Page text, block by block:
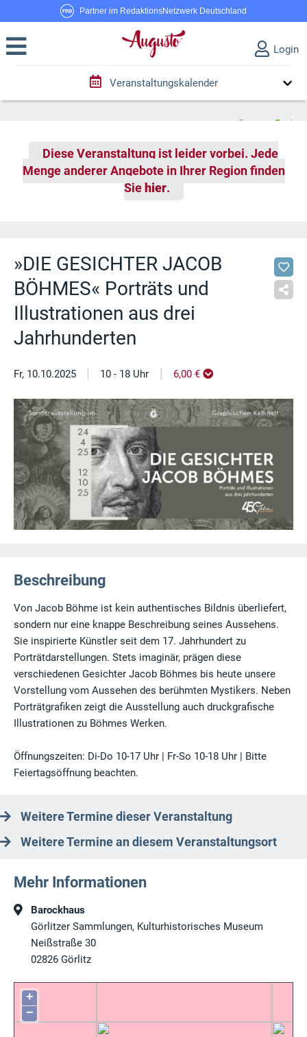
Partner im RedaktionsNetzwerk Deutschland
Login
Veranstaltungskalender
Diese Veranstaltung ist leider vorbei. Jede
Menge anderer Angebote in Ihrer Region finden
Sie hier.
»DIE GESICHTER JACOB
BÖHMES« Porträts und
Illustrationen aus drei
Jahrhunderten
Fr, 10.10.2025 | 10 - 18 Uhr | 6,00 €
Beschreibung
Von Jacob Böhme ist kein authentisches Bildnis überliefert,
sondern nur eine knappe Beschreibung seines Aussehens.
Sie inspirierte Künstler seit dem 17. Jahrhundert zu
Porträtdarstellungen. Stets imaginär, prägen diese
verschiedenen Gesichter Jacob Böhmes bis heute unsere
Vorstellung vom Aussehen des berühmten Mystikers. Neben
Porträtgrafiken zeigt die Ausstellung auch druckgrafische
Illustrationen zu Böhmes Werken.
Öffnungszeiten: Di-Do 10-17 Uhr | Fr-So 10-18 Uhr | Bitte
Feiertagsöffnung beachten.
Weitere Termine dieser Veranstaltung
Weitere Termine an diesem Veranstaltungsort
Mehr Informationen
Barockhaus
Görlitzer Sammlungen, Kulturhistorisches Museum
Neißstraße 30
02826 Görlitz
+
−